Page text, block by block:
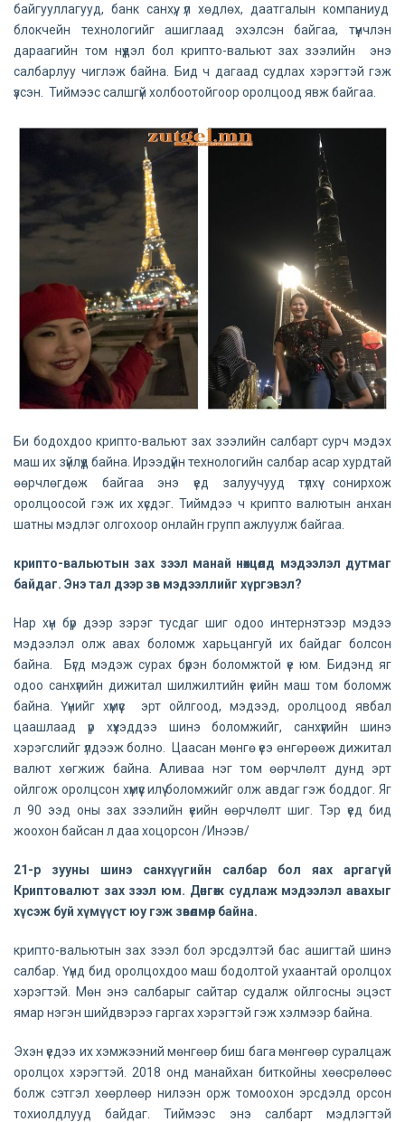
байгууллагууд, банк санхүү, үл хөдлөх, даатгалын компаниуд
блокчейн технологийг ашиглаад эхэлсэн байгаа, түүнчлэн
дараагийн том нүүдэл бол крипто-вальют зах зээлийн энэ
салбарлуу чиглэж байна. Бид ч дагаад судлах хэрэгтэй гэж
үзсэн. Тиймээс салшгүй холбоотойгоор оролцоод явж байгаа.
Би бодохдоо крипто-вальют зах зээлийн салбарт сурч мэдэх
маш их зүйлүүд байна. Ирээдүйн технологийн салбар асар хурдтай
өөрчлөгдөж байгаа энэ үед залуучууд түлхүү сонирхож
оролцоосой гэж их хүсдэг. Тиймдээ ч крипто валютын анхан
шатны мэдлэг олгохоор онлайн групп ажлуулж байгаа.
крипто-вальютын зах зээл манай нөхцөлд мэдээлэл дутмаг
байдаг. Энэ тал дээр зөв мэдээллийг хүргэвэл?
Нар хүн бүр дээр зэрэг тусдаг шиг одоо интернэтээр мэдээ
мэдээлэл олж авах боломж харьцангуй их байдаг болсон
байна. Бүгд мэдэж сурах бүрэн боломжтой үе юм. Бидэнд яг
одоо санхүүгийн дижитал шилжилтийн үеийн маш том боломж
байна. Үүнийг хүмүүс эрт ойлгоод, мэдээд, оролцоод явбал
цаашлаад үр хүүхэддээ шинэ боломжийг, санхүүгийн шинэ
хэрэгслийг үлдээж болно. Цаасан мөнгө үеэ өнгөрөөж дижитал
валют хөгжиж байна. Аливаа нэг том өөрчлөлт дунд эрт
ойлгож оролцсон хүмүүс илүү боломжийг олж авдаг гэж боддог. Яг
л 90 ээд оны зах зээлийн үеийн өөрчлөлт шиг. Тэр үед бид
жоохон байсан л даа хоцорсон /Инээв/
21-р зууны шинэ санхүүгийн салбар бол яах аргагүй
Криптовалют зах зээл юм. Дөнгөж судлаж мэдээлэл авахыг
хүсэж буй хүмүүст юу гэж зөвөлмөөр байна.
крипто-вальютын зах зээл бол эрсдэлтэй бас ашигтай шинэ
салбар. Үүнд бид оролцохдоо маш бодолтой ухаантай оролцох
хэрэгтэй. Мөн энэ салбарыг сайтар судалж ойлгосны эцэст
ямар нэгэн шийдвэрээ гаргах хэрэгтэй гэж хэлмээр байна.
Эхэн үедээ их хэмжээний мөнгөөр биш бага мөнгөөр суралцаж
оролцох хэрэгтэй. 2018 онд манайхан биткойны хөөсрөлөөс
болж сэтгэл хөөрлөөр нилээн орж томоохон эрсдэлд орсон
тохиолдлууд байдаг. Тиймээс энэ салбарт мэдлэгтэй